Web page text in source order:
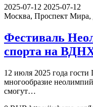
2025-07-12 2025-07-12
Москва, Проспект Мира,
Фестиваль
спорта на
12 июля 2025 года гости
многообразие
смогут…